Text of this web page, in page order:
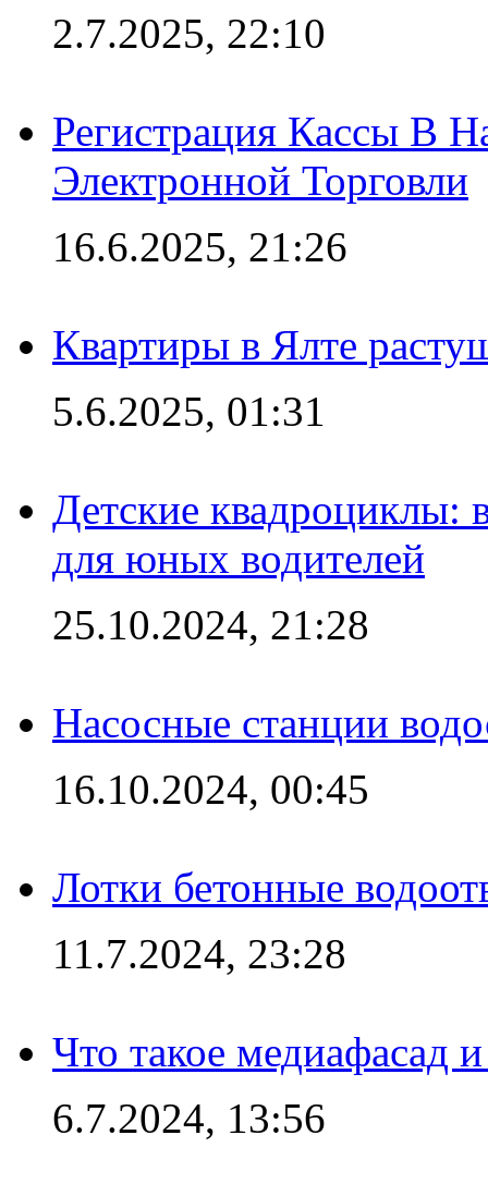
2.7.2025, 22:10
Регистрация Кассы В
Электронной Торговли
16.6.2025, 21:26
Квартиры в Ялте
5.6.2025, 01:31
Детские квадроциклы:
для юных водителей
25.10.2024, 21:28
Насосные станции
16.10.2024, 00:45
Лотки бетонные
11.7.2024, 23:28
Что такое медиафасад
6.7.2024, 13:56